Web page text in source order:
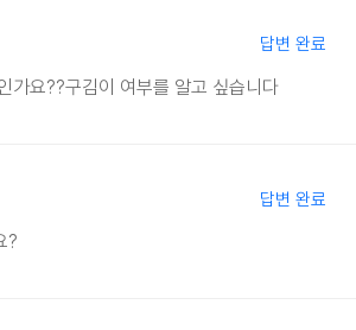
답변 완료
가요??구김이 여부를 알고 싶습니다
답변 완료
?